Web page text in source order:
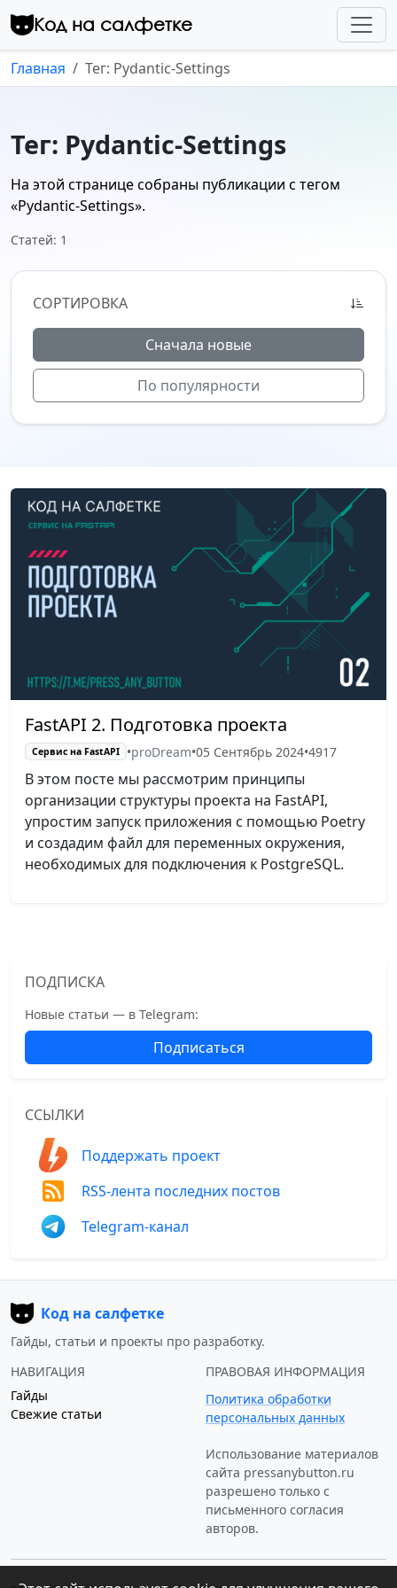
Перейти к контенту
Код на салфетке
Главная Тег: Pydantic-Settings
Тег: Pydantic-Settings
На этой странице собраны публикации с тегом
«Pydantic-Settings».
Статей: 1
СОРТИРОВКА
Сначала новые
По популярности
FastAPI 2. Подготовка проекта
Сервис на FastAPI •proDream•05 Сентябрь 2024•4917
В этом посте мы рассмотрим принципы
организации структуры проекта на FastAPI,
упростим запуск приложения с помощью Poetry
и создадим файл для переменных окружения,
необходимых для подключения к PostgreSQL.
ПОДПИСКА
Новые статьи — в Telegram:
Подписаться
ССЫЛКИ
Поддержать проект
RSS-лента последних постов
Telegram-канал
Код на салфетке
Гайды, статьи и проекты про разработку.
НАВИГАЦИЯ
Гайды
Свежие статьи
ПРАВОВАЯ ИНФОРМАЦИЯ
Политика обработки
персональных данных
Использование материалов
сайта pressanybutton.ru
разрешено только c
письменного согласия
авторов.